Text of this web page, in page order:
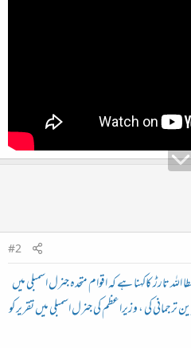
#2
تارڑ کاکہنا ہے کہ اقوام متحدہ جنرل اسمبلی میں
کی ، وزیراعظم کی جنرل اسمبلی میں تقریر کو